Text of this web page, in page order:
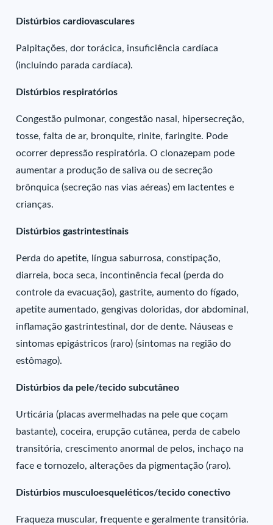
Distúrbios cardiovasculares
Palpitações, dor torácica, insuficiência cardíaca
(incluindo parada cardíaca).
Distúrbios respiratórios
Congestão pulmonar, congestão nasal, hipersecreção,
tosse, falta de ar, bronquite, rinite, faringite. Pode
ocorrer depressão respiratória. O clonazepam pode
aumentar a produção de saliva ou de secreção
brônquica (secreção nas vias aéreas) em lactentes e
crianças.
Distúrbios gastrintestinais
Perda do apetite, língua saburrosa, constipação,
diarreia, boca seca, incontinência fecal (perda do
controle da evacuação), gastrite, aumento do fígado,
apetite aumentado, gengivas doloridas, dor abdominal,
inflamação gastrintestinal, dor de dente. Náuseas e
sintomas epigástricos (raro) (sintomas na região do
estômago).
Distúrbios da pele/tecido subcutâneo
Urticária (placas avermelhadas na pele que coçam
bastante), coceira, erupção cutânea, perda de cabelo
transitória, crescimento anormal de pelos, inchaço na
face e tornozelo, alterações da pigmentação (raro).
Distúrbios musculoesqueléticos/tecido conectivo
Fraqueza muscular, frequente e geralmente transitória.